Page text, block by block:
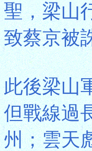
聖，梁山
致蔡京被
此後梁山
但戰線過
州；雲天